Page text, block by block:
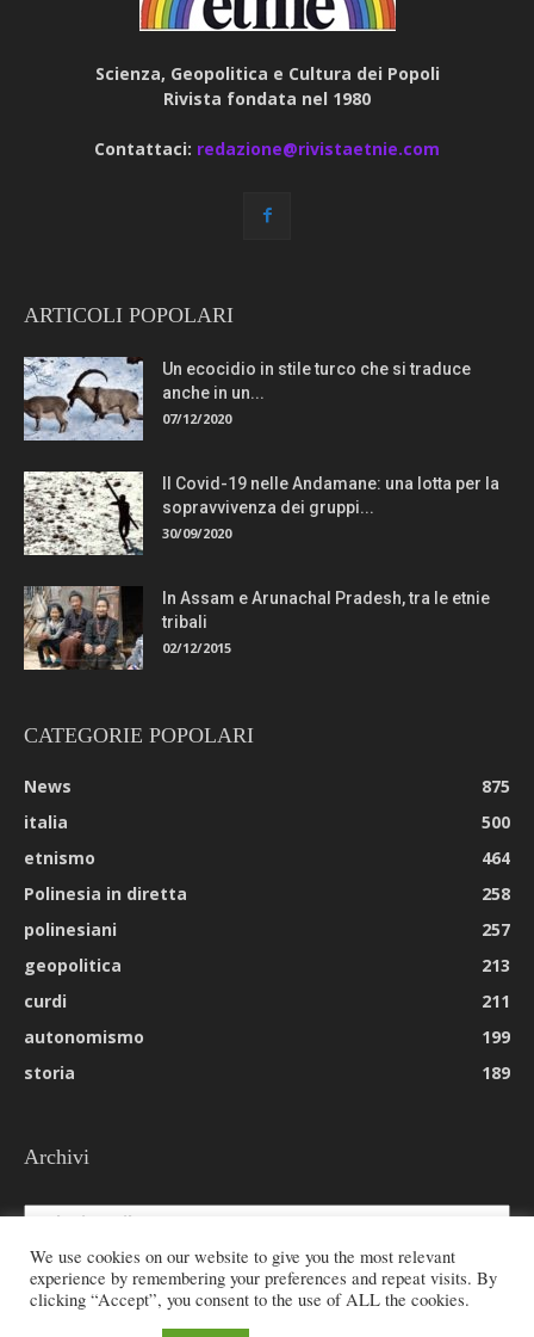
Scienza, Geopolitica e Cultura dei Popoli
Rivista fondata nel 1980
Contattaci: redazione@rivistaetnie.com
ARTICOLI POPOLARI
Un ecocidio in stile turco che si traduce
anche in un...
07/12/2020
Il Covid-19 nelle Andamane: una lotta per la
sopravvivenza dei gruppi...
30/09/2020
In Assam e Arunachal Pradesh, tra le etnie
tribali
02/12/2015
CATEGORIE POPOLARI
News
875
italia
500
etnismo
464
Polinesia in diretta
258
polinesiani
257
geopolitica
213
curdi
211
autonomismo
199
storia
189
Archivi
Archivi
We use cookies on our website to give you the most relevant
experience by remembering your preferences and repeat visits. By
clicking “Accept”, you consent to the use of ALL the cookies.